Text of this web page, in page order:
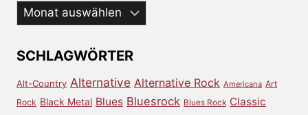
Aus
dem
SCHLAGWÖRTER
Alt-Country Alternative Alternative Rock Americana Art
Rock Black Metal Blues Bluesrock Blues Rock Classic